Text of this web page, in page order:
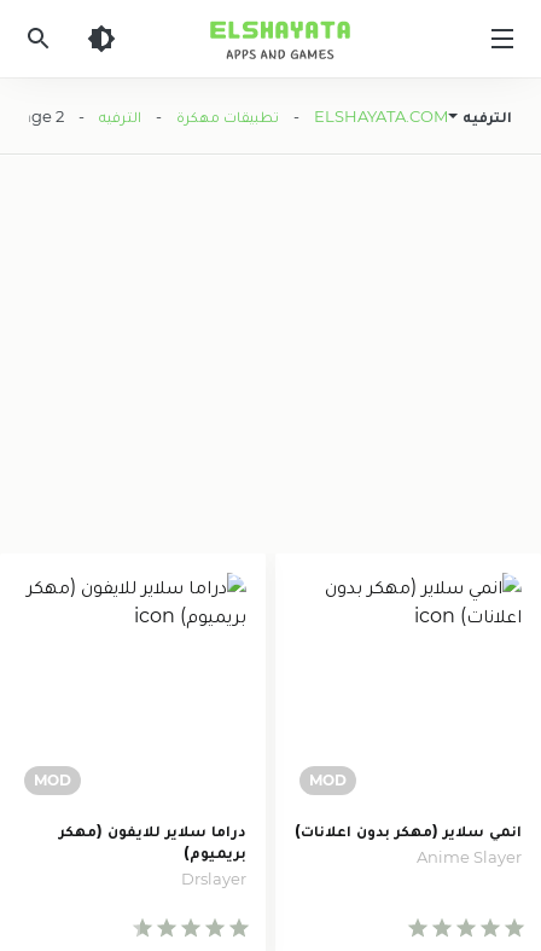
الترفيه ELSHAYATA.COM
- تطبيقات مهكرة - الترفيه - Page 2
انمي سلاير (مهكر بدون اعلانات)
Anime Slayer
دراما سلاير للايفون (مهكر
بريميوم)
Drslayer